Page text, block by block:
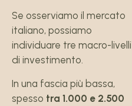
Se osserviamo il mercato
italiano, possiamo
individuare tre macro-livelli
di investimento.
In una fascia più bassa,
spesso tra 1.000 e 2.500